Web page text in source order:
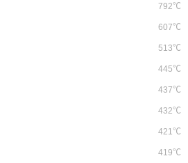
792℃
607℃
513℃
445℃
437℃
432℃
421℃
419℃